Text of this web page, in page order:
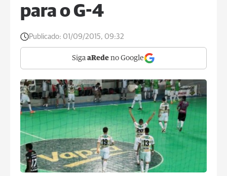
para o G-4
Publicado: 01/09/2015, 09:32
Siga aRede no Google